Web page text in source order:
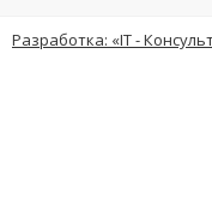
Разработка: «IT -